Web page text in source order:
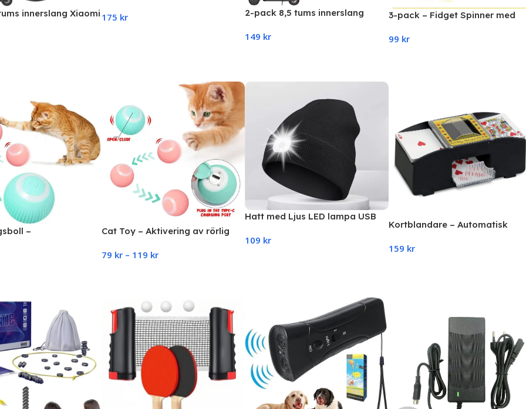
innerslang Xiaomi 175 kr
2-pack 8,5 tums innerslang
Essential)
149 kr
3-pack – Fidget Spinner med
flera färger
99 kr
–
Rosa
Cat Toy – Aktivering av rörlig
79 kr – 119 kr
Hatt med Ljus LED lampa USB
109 kr
Kortblandare – Automatisk
159 kr